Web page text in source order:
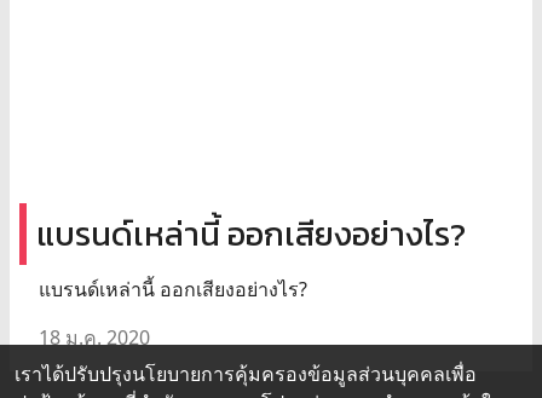
แบรนด์เหล่านี้ ออกเสียงอย่างไร?
แบรนด์เหล่านี้ ออกเสียงอย่างไร?
18 ม.ค. 2020
เราได้ปรับปรุงนโยบายการคุ้มครองข้อมูลส่วนบุคคลเพื่อ